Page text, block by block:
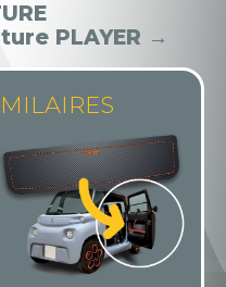
PLAYER →